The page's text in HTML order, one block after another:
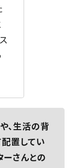
、生活の背
置してい
ーさんとの